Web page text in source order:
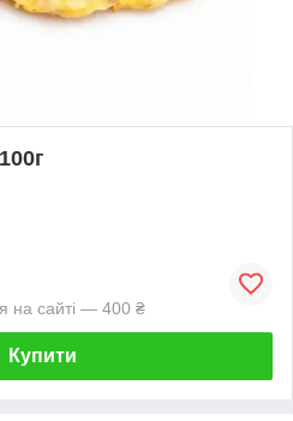
на сайті — 400 ₴
Купити